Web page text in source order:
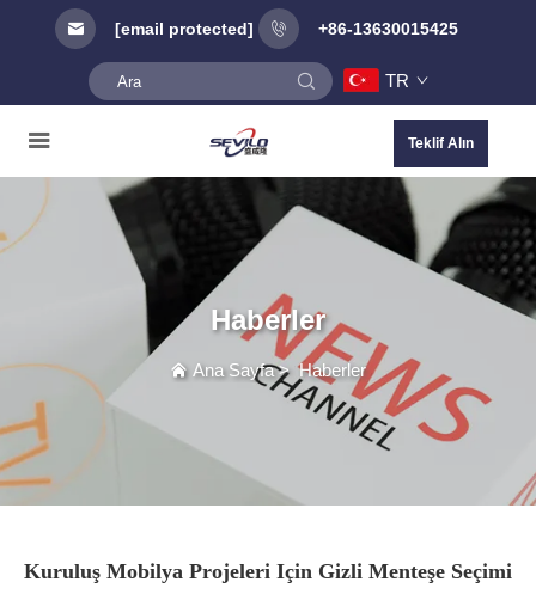
[email protected] +86-13630015425
TR
Teklif Alın
Haberler
Ana Sayfa>Haberler
Kuruluş Mobilya Projeleri Için Gizli Menteşe Seçimi